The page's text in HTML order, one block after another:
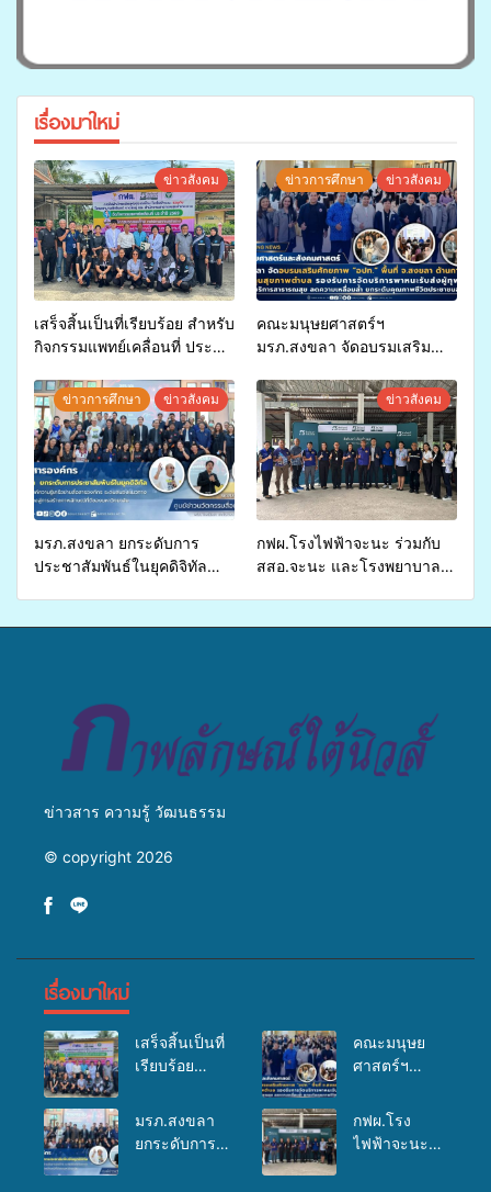
เรื่องมาใหม่
ข่าวสังคม
เสร็จสิ้นเป็นที่เรียบร้อย สำหรับ
กิจกรรมแพทย์เคลื่อนที่ ประจำ
สุขภาพแก่ประชาชนในพื้นที่
อำเภอจะนะ
ข่าวการศึกษา ข่าวสังคม
คณะมนุษยศาสตร์ฯ
มรภ.สงขลา จัดอบรมเสริม
จ่ายงบกองทุนสุขภาพตำบล
รองรับการจัดบริการพาหนะรับ
ส่งผู้ทุพพลภาพเพื่อเข้ารับ
บริการสาธารณสุข ลดความ
เหลื่อมล้ำ ยกระดับคุณภาพ
ชีวิตประชาชนอย่างยั่งยืน
ข่าวการศึกษา ข่าวสังคม
มรภ.สงขลา ยกระดับการ
ประชาสัมพันธ์ในยุคดิจิทัล
ข่าวสังคม
กฟผ.โรงไฟฟ้าจะนะ ร่วมกับ
สสอ.จะนะ และโรงพยาบาล
ข่าวสาร ความรู้ วัฒนธรรม
© copyright 2026
เรื่องมาใหม่
เสร็จสิ้นเป็นที่
เรียบร้อย
เคลื่อนที่
คณะมนุษย
ศาสตร์ฯ
จัดอบรมเสริม
ศักยภาพ
มรภ.สงขลา
ยกระดับการ
กฟผ.โรง
ไฟฟ้าจะนะ